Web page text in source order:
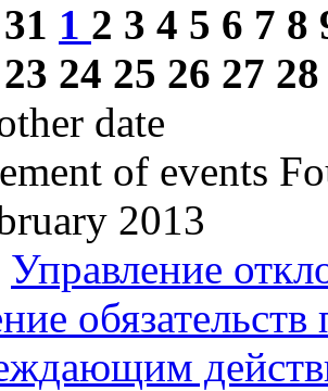
31 1 2 3 4 5 6 7 8
23 24 25 26 27 28
date
of events
2013
Управление